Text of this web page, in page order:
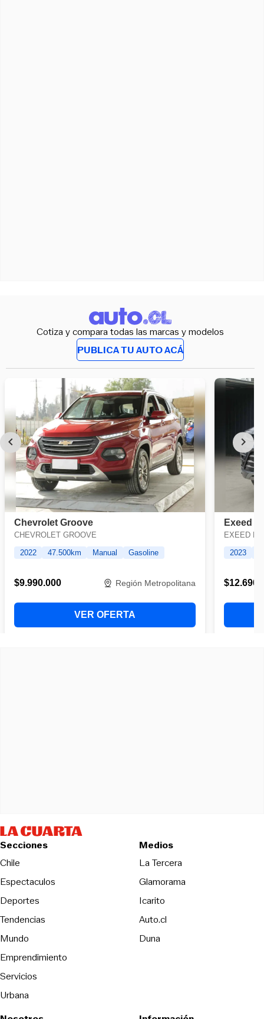
Cotiza y compara todas las marcas y modelos
PUBLICA TU AUTO ACÁ
Secciones
Chile
Espectaculos
Deportes
Tendencias
Mundo
Emprendimiento
Servicios
Urbana
Medios
La TerceraOpens in new
Glamorama
Icarito
Auto.cl
DunaOpens in new window